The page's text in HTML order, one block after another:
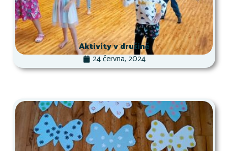
Aktivity v družině
24 června, 2024